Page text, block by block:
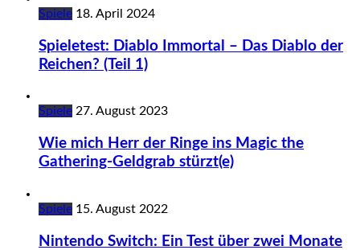
Spiele 18. April 2024
Spieletest: Diablo Immortal – Das Diablo der
Reichen? (Teil 1)
Spiele 27. August 2023
Wie mich Herr der Ringe ins Magic the
Gathering-Geldgrab stürzt(e)
Spiele 15. August 2022
Nintendo Switch: Ein Test über zwei Monate